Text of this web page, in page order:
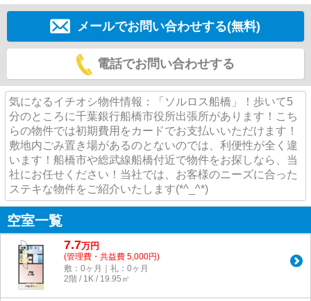
メールでお問い合わせする(無料)
電話でお問い合わせする
気になるイチオシ物件情報：「ソルロス船橋」！歩いて5
分のところに千葉銀行船橋市役所出張所があります！こち
らの物件では初期費用をカードでお支払いいただけます！
敷地内ごみ置き場があるのとないのでは、利便性が全く違
います！船橋市や総武線船橋付近で物件をお探しなら、当
社にお任せください！当社では、お客様のニーズに合った
ステキな物件をご紹介いたします(*^_^*)
空室一覧
7.7万円
(管理費・共益費 5,000円)
敷：0ヶ月｜礼：0ヶ月
2階 / 1K / 19.95㎡